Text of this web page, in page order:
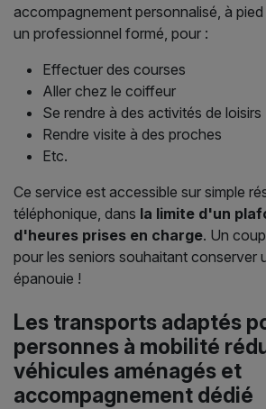
accompagnement personnalisé, à
un professionnel formé, pour :
Effectuer des courses
Aller chez le coiffeur
Se rendre à des activités de loisirs
Rendre visite à des proches
Etc.
Ce service est accessible sur simple
téléphonique, dans la limite d'un
d'heures prises en charge. Un
pour les seniors souhaitant conserver
épanouie !
Les transports adaptés
personnes à mobilité
véhicules aménagés et
accompagnement dédié